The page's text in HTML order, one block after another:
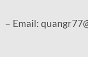
– Email: